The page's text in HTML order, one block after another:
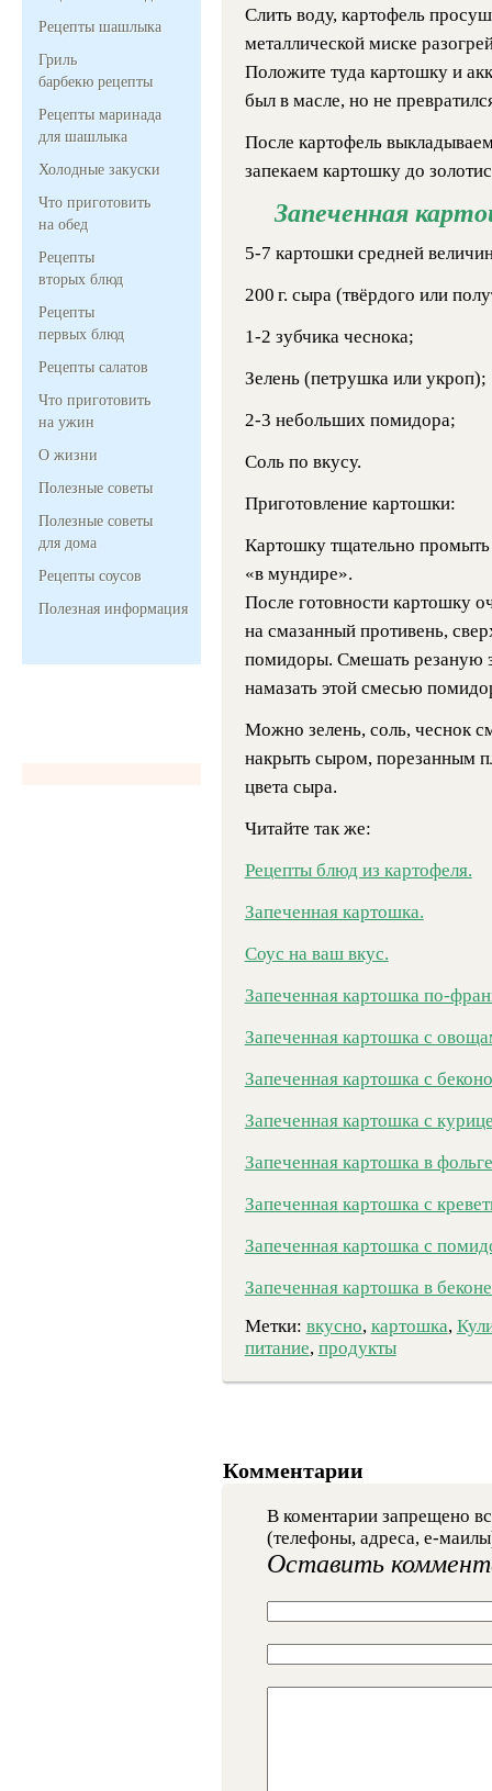
Рецепты шашлыка
Гриль
барбекю рецепты
Рецепты маринада
для шашлыка
Холодные закуски
Что приготовить
на обед
Рецепты
вторых блюд
Рецепты
первых блюд
Рецепты салатов
Что приготовить
на ужин
О жизни
Полезные советы
Полезные советы
для дома
Рецепты соусов
Полезная информация
Слить воду, картофель
металлической миске
Положите туда картошку и
был в масле, но не
После картофель
запекаем картошку до
Запеченная
5-7 картошки средней
200 г. сыра (твёрдого или
1-2 зубчика чеснока;
Зелень (петрушка или укроп);
2-3 небольших помидора;
Соль по вкусу.
Приготовление картошки:
Картошку тщательно промыть
«в мундире».
После готовности картошку
на смазанный противень,
помидоры. Смешать резаную
намазать этой смесью
Можно зелень, соль, чеснок
накрыть сыром, порезанным
цвета сыра.
Читайте так же:
Pецепты блюд из картофеля.
Запеченная картошка.
Соус на ваш вкус.
Запеченная картошка по-
Запеченная картошка с
Запеченная картошка с
Запеченная картошка с
Запеченная картошка в
Запеченная картошка с
Запеченная картошка с
Запеченная картошка в
Метки: вкусно, картошка,
питание, продукты
Комментарии
В коментарии запрещено
(телефоны, адреса, е-
Оставить